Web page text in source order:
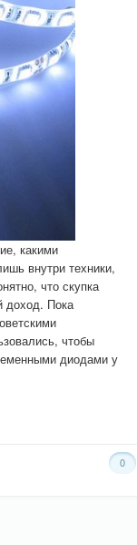
какими
внутри техники,
что скупка
доход. Пока
чтобы
диодами у
0